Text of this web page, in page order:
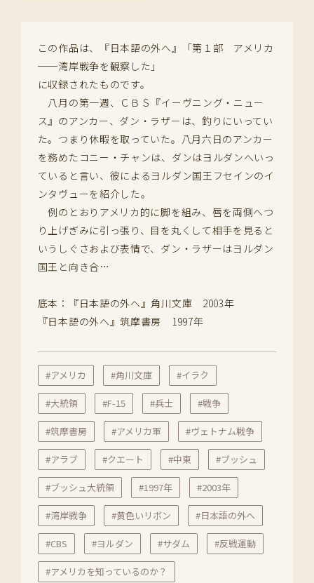
この作品は、『日本語の外へ』「第１部 アメリカ
──湾岸戦争を観察した」
に収録されたものです。
八月の第一週、ＣＢＳ『イーヴニング・ニュー
ス』のアンカー、ダン・ラザーは、釣りにいってい
た。つまり休暇を取っていた。八月六日のアンカー
を務めたコニー・チャンは、ダンはヨルダンへいっ
ていると言い、彼によるヨルダン国王フセインのイ
ンタヴューを紹介した。
例のとおりアメリカ的に脚を組み、唇を両側へつ
り上げぎみに引っ張り、目を丸くして相手を見ると
いうしぐさおよび表情で、ダン・ラザーはヨルダン
国王と向き合…
底本：『日本語の外へ』角川文庫 2003年
『日本語の外へ』筑摩書房 1997年
#アメリカ #角川文庫 #イラク
#大統領 #F-15 #兵士 #戦争
#筑摩書房 #アメリカ軍 #ヴェトナム戦争
#アラブ #クエート #中東 #ブッシュ
#ブッシュ大統領 #1997年 #2003年
#湾岸戦争 #黄色いリボン #日本語の外へ
#CBS #ヨルダン #サダム #反戦運動
#アメリカを知っているのか？